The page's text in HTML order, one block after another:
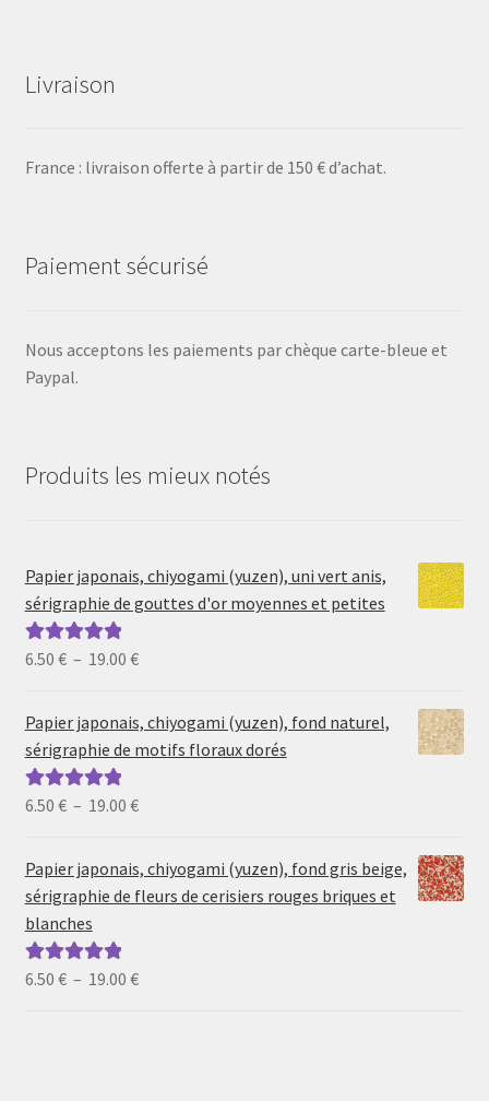
Livraison
France : livraison offerte à partir de 150 € d’achat.
Paiement sécurisé
Nous acceptons les paiements par chèque carte-bleue et
Paypal.
Produits les mieux notés
Papier japonais, chiyogami (yuzen), uni vert anis,
sérigraphie de gouttes d'or moyennes et petites
Note5.00sur
6.50 € – 19.00 €Plage
prix :
6.50 €
19.00 €
Papier japonais, chiyogami (yuzen), fond naturel,
sérigraphie de motifs floraux dorés
Note5.00sur
6.50 € – 19.00 €Plage
prix :
6.50 €
Papier japonais, chiyogami (yuzen), fond gris beige,
sérigraphie de fleurs de cerisiers rouges briques et
blanches
Note5.00sur
6.50 € – 19.00 €Plage